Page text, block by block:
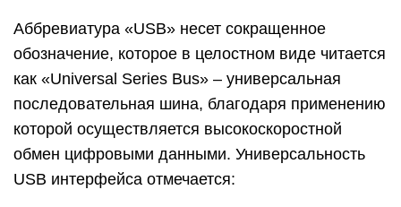
Аббревиатура «USB» несет сокращенное
обозначение, которое в целостном виде читается
как «Universal Series Bus» – универсальная
последовательная шина, благодаря применению
которой осуществляется высокоскоростной
обмен цифровыми данными. Универсальность
USB интерфейса отмечается: